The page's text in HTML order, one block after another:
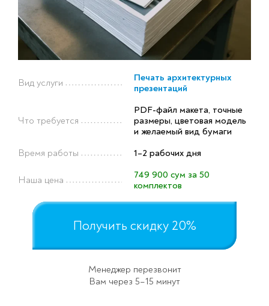
Вид услуги
Печать архитектурных
презентаций
Что требуется
PDF-файл макета, точные
размеры, цветовая модель
и желаемый вид бумаги
Время работы
1–2 рабочих дня
Наша цена
749 900 сум за 50
комплектов
Получить скидку 20%
Менеджер перезвонит
Вам через 5–15 минут